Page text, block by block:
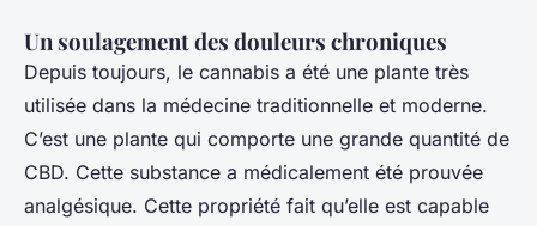
Un soulagement des douleurs chroniques
Depuis toujours, le cannabis a été une plante très
utilisée dans la médecine traditionnelle et moderne.
C’est une plante qui comporte une grande quantité de
CBD. Cette substance a médicalement été prouvée
analgésique. Cette propriété fait qu’elle est capable